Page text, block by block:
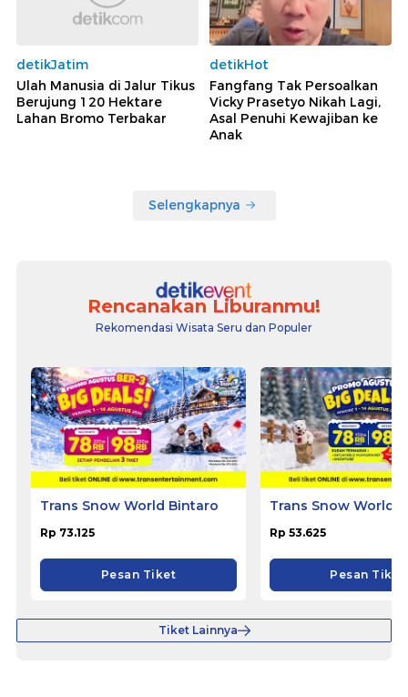
detikJatim
Ulah Manusia di Jalur Tikus
Berujung 120 Hektare
Lahan Bromo Terbakar
detikHot
Fangfang Tak Persoalkan
Vicky Prasetyo Nikah Lagi,
Asal Penuhi Kewajiban ke
Anak
Selengkapnya
Rencanakan Liburanmu!
Rekomendasi Wisata Seru dan Populer
Trans Snow World Bintaro
Rp 73.125
Pesan Tiket
Trans Snow World
Rp 53.625
Pesan Tiket
Tiket Lainnya